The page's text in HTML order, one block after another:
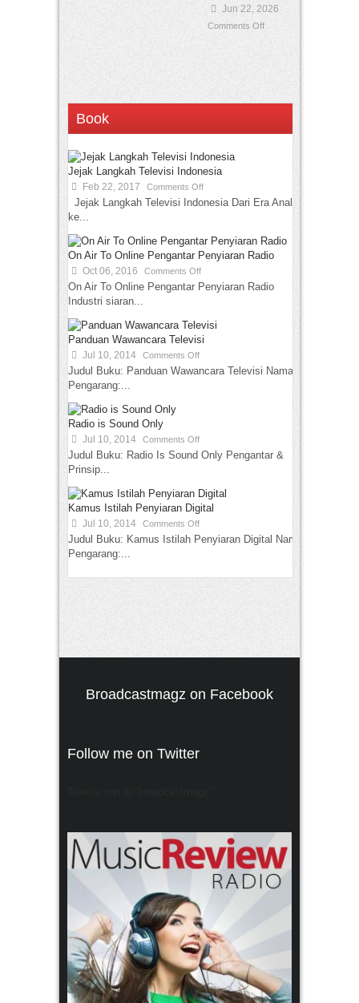
Jun 22, 2026
Comments Off
Book
Jejak Langkah Televisi Indonesia
Feb 22, 2017 Comments Off
Jejak Langkah Televisi Indonesia Dari Era Analog
ke...
On Air To Online Pengantar Penyiaran Radio
Oct 06, 2016 Comments Off
On Air To Online Pengantar Penyiaran Radio
Industri siaran...
Panduan Wawancara Televisi
Jul 10, 2014 Comments Off
Judul Buku: Panduan Wawancara Televisi Nama
Pengarang:...
Radio is Sound Only
Jul 10, 2014 Comments Off
Judul Buku: Radio Is Sound Only Pengantar &
Prinsip...
Kamus Istilah Penyiaran Digital
Jul 10, 2014 Comments Off
Judul Buku: Kamus Istilah Penyiaran Digital Nama
Pengarang:...
Broadcastmagz on Facebook
Follow me on Twitter